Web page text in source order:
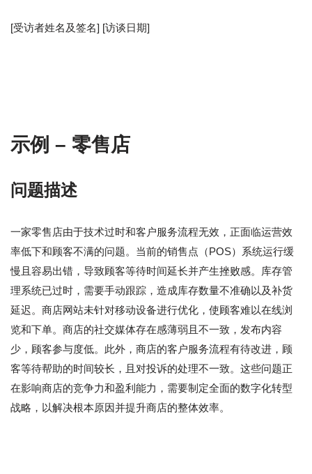
[受访者姓名及签名] [访谈日期]
示例 – 零售店
问题描述
一家零售店由于技术过时和客户服务流程无效，正面临运营效
率低下和顾客不满的问题。当前的销售点（POS）系统运行缓
慢且容易出错，导致顾客等待时间延长并产生挫败感。库存管
理系统已过时，需要手动跟踪，造成库存数量不准确以及补货
延迟。商店网站未针对移动设备进行优化，使顾客难以在线浏
览和下单。商店的社交媒体存在感薄弱且不一致，发布内容
少，顾客参与度低。此外，商店的客户服务流程有待改进，顾
客等待帮助的时间较长，且对投诉的处理不一致。这些问题正
在影响商店的竞争力和盈利能力，需要制定全面的数字化转型
战略，以解决根本原因并提升商店的整体效率。